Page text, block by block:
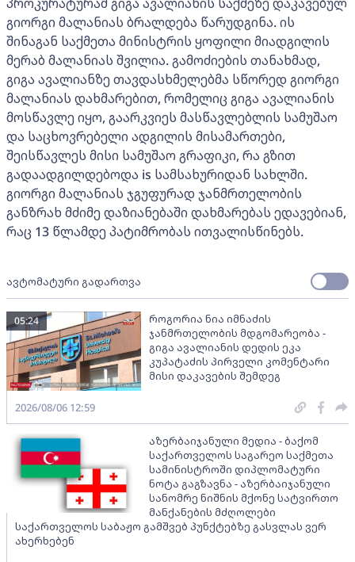
გიორგი მალანიას ბრალდება წარუდგინა. ის
შინაგან საქმეთა მინისტრის ყოფილი მიადგილის
მერაბ მალანიას შვილია. გამოძიების თანახმად,
გიგა ავალიანზე თავდასხმელებმა სწორედ გიორგი
მალანიას დახმარებით, რომელიც გიგა ავალიანის
მოსწავლე იყო, გაარკვიეს მასწავლებლის სამუშაო
და საცხოვრებელი ადგილის მისამართები,
შეისწავლეს მისი სამუშაო გრაფიკი, რა გზით
გადაადგილდებოდა is სამსახურიდან სახლში.
გიორგი მალანიას ჯგუფურად ჯანმრთელობის
განზრახ მძიმე დაზიანებაში დახმარებას ედავებიან,
რაც 13 წლამდე პატიმრობას ითვალისწინებს.
ავტომატური გადართვა
როგორია ნია იმნაძის
ჯანმრთელობის მდგომარეობა -
გიგა ავალიანის დედის ეკა
კუპატაძის პირველი კომენტარი
მისი დაკავების შემდეგ
05:24
2026/08/06 12:59
აზერბაიჯანული მედია - ბაქომ
საქართველოს საგარეო საქმეთა
სამინისტროში დიპლომატური
ნოტა გაგზავნა - აზერბაიჯანული
სანომრე ნიშნის მქონე სატვირთო
მანქანების მძღოლები
საქართველოს საბაჟო გამშვებ პუნქტებზე გასვლას ვერ
ახერხებენ